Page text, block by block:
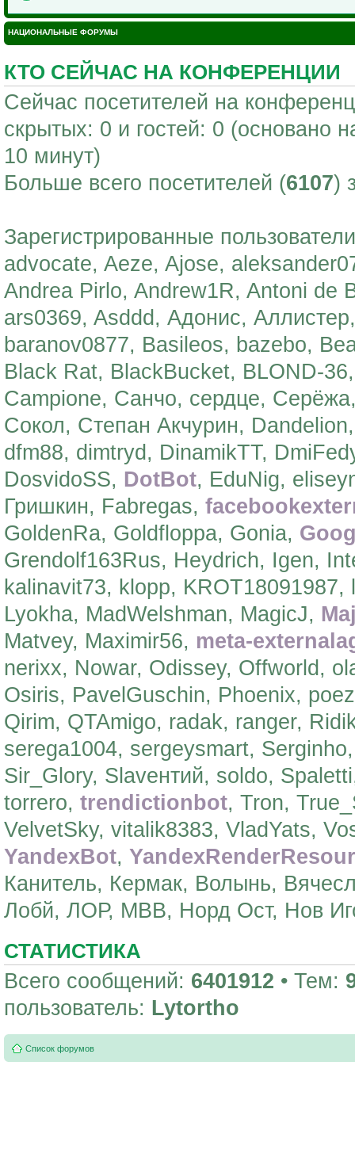
НАЦИОНАЛЬНЫЕ ФОРУМЫ
КТО СЕЙЧАС НА КОНФЕРЕНЦИИ
Сейчас посетителей на
скрытых: 0 и гостей: 0 (основано
10 минут)
Больше всего посетителей (6107)
Зарегистрированные
advocate, Aeze, Ajose,
Andrea Pirlo, Andrew1R, Antoni de
ars0369, Asddd, Адонис,
baranov0877, Basileos, bazebo,
Black Rat, BlackBucket, BLOND-
Campione, Санчо, сердце,
Сокол, Степан Акчурин,
dfm88, dimtryd, DinamikTT,
DosvidoSS, DotBot, EduNig,
Гришкин, Fabregas,
GoldenRa, Goldfloppa, Gonia,
Grendolf163Rus, Heydrich, Igen,
kalinavit73, klopp,
Lyokha, MadWelshman, MagicJ,
Matvey, Maximir56, meta-
nerixx, Nowar, Odissey, Offworld,
Osiris, PavelGuschin, Phoenix,
Qirim, QTAmigo, radak, ranger,
serega1004, sergeysmart,
Sir_Glory, Slavентий, soldo,
torrero, trendictionbot, Tron,
VelvetSky, vitalik8383, VladYats,
YandexBot,
Канитель, Кермак, Волынь,
Лобй, ЛОР, МВВ, Норд Ост, Нов
СТАТИСТИКА
Всего сообщений: 6401912 • Тем:
пользователь: Lytortho
Список форумов